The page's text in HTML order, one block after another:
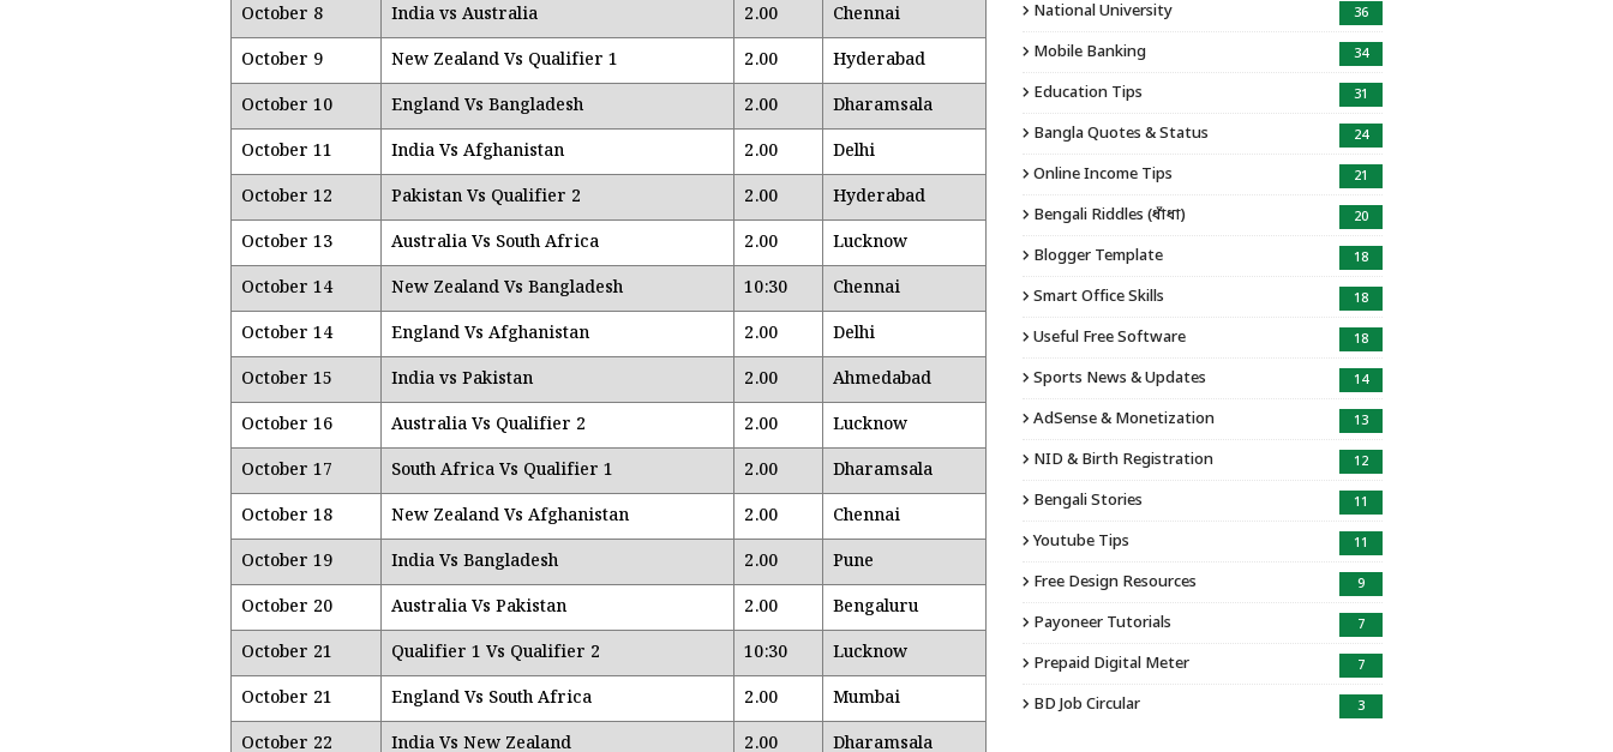
October 8
India vs Australia 2.00
Chennai
October 9
New Zealand Vs Qualifier 1 2.00
Hyderabad
October 10
England Vs Bangladesh 2.00
Dharamsala
October 11
India Vs Afghanistan 2.00
Delhi
October 12
Pakistan Vs Qualifier 2 2.00
Hyderabad
October 13
Australia Vs South Africa 2.00
Lucknow
October 14
New Zealand Vs Bangladesh 10:30
Chennai
October 14
England Vs Afghanistan 2.00
Delhi
October 15
India vs Pakistan 2.00
Ahmedabad
October 16
Australia Vs Qualifier 2 2.00
Lucknow
October 17
South Africa Vs Qualifier 1 2.00
Dharamsala
October 18
New Zealand Vs Afghanistan 2.00
Chennai
October 19
India Vs Bangladesh 2.00
Pune
October 20
Australia Vs Pakistan 2.00
Bengaluru
October 21
Qualifier 1 Vs Qualifier 2 10:30
Lucknow
October 21
England Vs South Africa 2.00
Mumbai
October 22
India Vs New Zealand 2.00
Dharamsala
National University 36
Mobile Banking 34
Education Tips 31
Bangla Quotes & Status 24
Online Income Tips 21
Bengali Riddles (ধাঁধা) 20
Blogger Template 18
Smart Office Skills 18
Useful Free Software 18
Sports News & Updates 14
AdSense & Monetization 13
NID & Birth Registration 12
Bengali Stories 11
Youtube Tips 11
Free Design Resources 9
Payoneer Tutorials 7
Prepaid Digital Meter 7
BD Job Circular 3